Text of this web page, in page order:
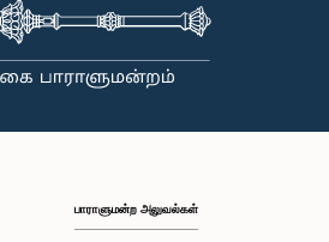
பாராளுமன்ற அலுவல்கள்